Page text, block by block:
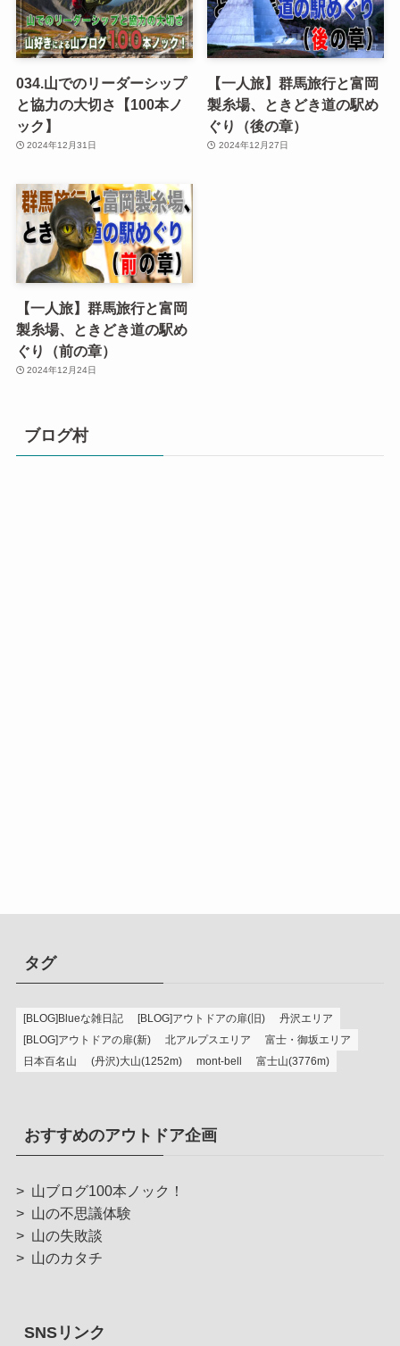
034.山でのリーダーシップ
と協力の大切さ【100本ノ
ック】
2024年12月31日
【一人旅】群馬旅行と富岡
製糸場、ときどき道の駅め
ぐり（後の章）
2024年12月27日
【一人旅】群馬旅行と富岡
製糸場、ときどき道の駅め
ぐり（前の章）
2024年12月24日
ブログ村
タグ
[BLOG]Blueな雑日記 [BLOG]アウトドアの扉(旧)
丹沢エリア
[BLOG]アウトドアの扉(新)
北アルプスエリア
富士・御坂エリア
日本百名山
(丹沢)大山(1252m) mont-bell 富士山(3776m)
おすすめのアウトドア企画
> 山ブログ100本ノック！
> 山の不思議体験
> 山の失敗談
> 山のカタチ
SNSリンク